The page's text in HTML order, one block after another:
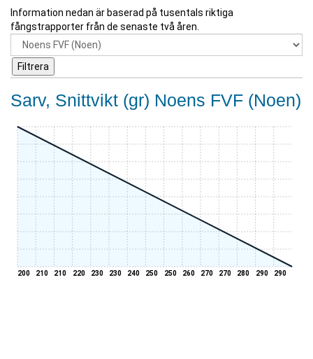
Information nedan är baserad på tusentals riktiga
fångstrapporter från de senaste två åren.
Sarv, Snittvikt (gr) Noens FVF (Noen)
200 210 210 220 230 230 240 250 250 260 270 270 280 290 290